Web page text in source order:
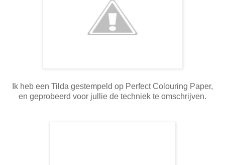
Ik heb een Tilda gestempeld op Perfect Colouring Paper,
en geprobeerd voor jullie de techniek te omschrijven.